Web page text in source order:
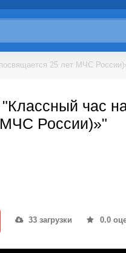
25 лет МЧС
час
России)»"
33 загрузки 0.0